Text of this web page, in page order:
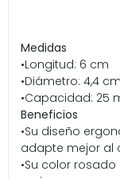
Medidas
•Longitud: 6 cm
•Diámetro: 4,4 cm
•Capacidad: 25
Beneficios
•Su diseño
adapte mejor al
•Su color